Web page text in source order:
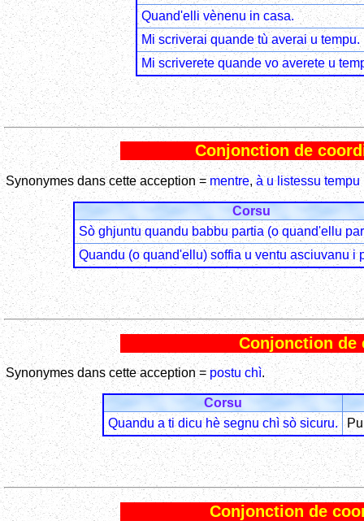
Quand'elli vènenu in casa.
Mi scriverai quande tù averai u tempu.
Mi scriverete quande vo averete u
Conjonction de
Synonymes dans cette acception =mentre,à u listessu tempu
Corsu
Sò ghjuntu quandu babbu partia (o quand'ellu
Quandu (o quand'ellu) soffia u ventu asciuvanu i
Conjonction de
Synonymes dans cette acception =postu chì.
Corsu
Quandu a ti dicu hè segnu chì sò sicuru.
Conjonction de